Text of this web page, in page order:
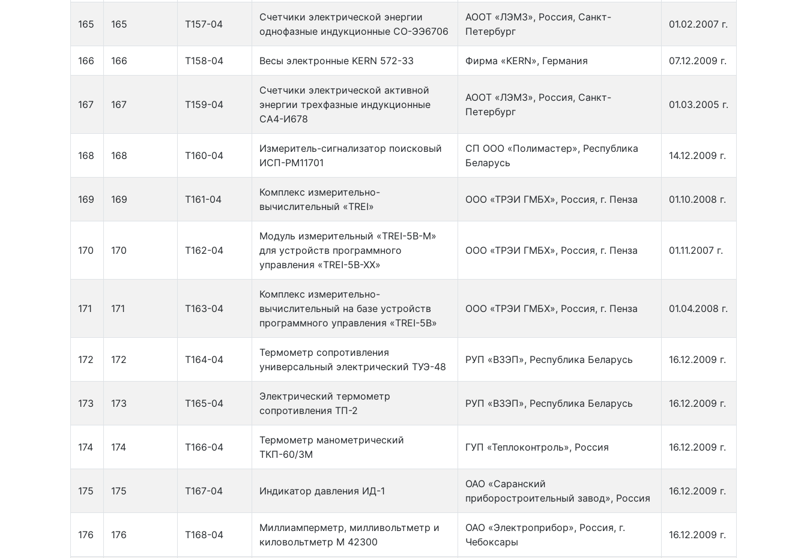
165 165 Т157-04
Счетчики электрической энергии
однофазные индукционные СО-ЭЭ6706
АООТ «ЛЭМЗ», Россия, Санкт-
Петербург
01.02.2007 г.
166 166 Т158-04 Весы электронные KERN 572-33 Фирма «KERN», Германия 07.12.2009 г.
167 167 Т159-04
Счетчики электрической активной
энергии трехфазные индукционные
СА4-И678
АООТ «ЛЭМЗ», Россия, Санкт-
Петербург
01.03.2005 г.
168 168 Т160-04
Измеритель-сигнализатор поисковый
ИСП-РМ11701
СП ООО «Полимастер», Республика
Беларусь
14.12.2009 г.
169 169 Т161-04
Комплекс измерительно-
вычислительный «TREI»
ООО «ТРЭИ ГМБХ», Россия, г. Пенза 01.10.2008 г.
170 170 Т162-04
Модуль измерительный «TREI-5В-М»
для устройств программного
управления «TREI-5В-ХХ»
ООО «ТРЭИ ГМБХ», Россия, г. Пенза 01.11.2007 г.
171 171 Т163-04
Комплекс измерительно-
вычислительный на базе устройств
программного управления «TREI-5В»
ООО «ТРЭИ ГМБХ», Россия, г. Пенза 01.04.2008 г.
172 172 Т164-04
Термометр сопротивления
универсальный электрический ТУЭ-48
РУП «ВЗЭП», Республика Беларусь 16.12.2009 г.
173 173 Т165-04
Электрический термометр
сопротивления ТП-2
РУП «ВЗЭП», Республика Беларусь 16.12.2009 г.
174 174 Т166-04
Термометр манометрический
ТКП-60/3М
ГУП «Теплоконтроль», Россия 16.12.2009 г.
175 175 Т167-04 Индикатор давления ИД-1
ОАО «Саранский
приборостроительный завод», Россия
16.12.2009 г.
176 176 Т168-04
Миллиамперметр, милливольтметр и
киловольтметр М 42300
ОАО «Электроприбор», Россия, г.
Чебоксары
16.12.2009 г.